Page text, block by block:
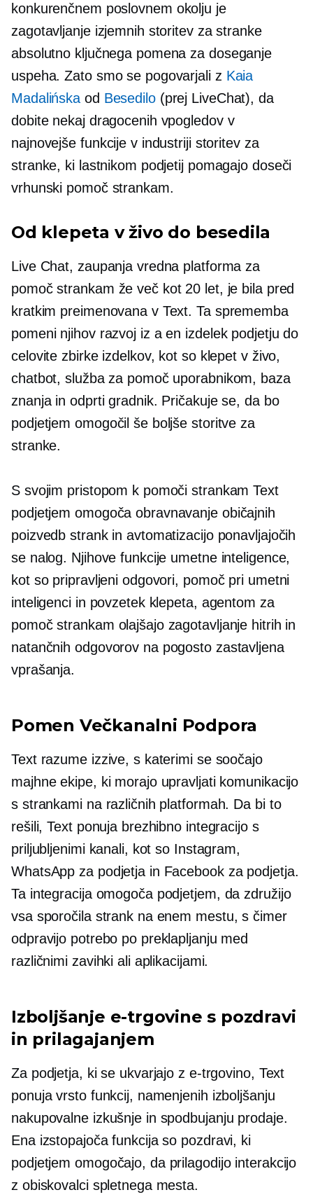
konkurenčnem poslovnem okolju je
zagotavljanje izjemnih storitev za stranke
absolutno ključnega pomena za doseganje
uspeha. Zato smo se pogovarjali z Kaia
Madalińska od Besedilo(prej LiveChat), da
dobite nekaj dragocenih vpogledov v
najnovejše funkcije v industriji storitev za
stranke, ki lastnikom podjetij pomagajo doseči
vrhunski pomoč strankam.
Od klepeta v živo do besedila
Live Chat, zaupanja vredna platforma za
pomoč strankam že več kot 20 let, je bila pred
kratkim preimenovana v Text. Ta sprememba
pomeni njihov razvoj iz aen izdelekpodjetju do
celovite zbirke izdelkov, kot so klepet v živo,
chatbot, služba za pomoč uporabnikom, baza
znanja in odprti gradnik. Pričakuje se, da bo
podjetjem omogočil še boljše storitve za
stranke.
S svojim pristopom k pomoči strankam Text
podjetjem omogoča obravnavanje običajnih
poizvedb strank in avtomatizacijo ponavljajočih
se nalog. Njihove funkcije umetne inteligence,
kot so pripravljeni odgovori, pomoč pri umetni
inteligenci in povzetek klepeta, agentom za
pomoč strankam olajšajo zagotavljanje hitrih in
natančnih odgovorov na pogosto zastavljena
vprašanja.
Pomen Večkanalni Podpora
Text razume izzive, s katerimi se soočajo
majhne ekipe, ki morajo upravljati komunikacijo
s strankami na različnih platformah. Da bi to
rešili, Text ponuja brezhibno integracijo s
priljubljenimi kanali, kot so Instagram,
WhatsApp za podjetja in Facebook za podjetja.
Ta integracija omogoča podjetjem, da združijo
vsa sporočila strank na enem mestu, s čimer
odpravijo potrebo po preklapljanju med
različnimi zavihki ali aplikacijami.
Izboljšanje e-trgovine s pozdravi
in ​​prilagajanjem
Za podjetja, ki se ukvarjajo z e-trgovino, Text
ponuja vrsto funkcij, namenjenih izboljšanju
nakupovalne izkušnje in spodbujanju prodaje.
Ena izstopajoča funkcija so pozdravi, ki
podjetjem omogočajo, da prilagodijo interakcijo
z obiskovalci spletnega mesta.